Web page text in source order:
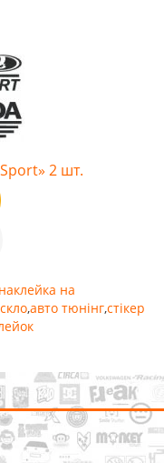
2 шт.
наклейка на
,авто тюнінг,стікер